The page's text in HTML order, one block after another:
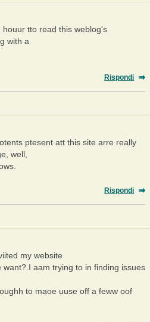
tto read this weblog's
with a
Rispondi
ptesent att this site arre really
well,
Rispondi
my website
aam trying to in finding issues
to maoe uuse off a feww oof